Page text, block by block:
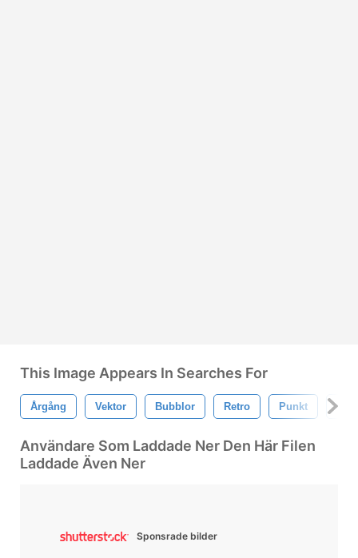
This Image Appears In Searches For
Årgång Vektor Bubblor Retro Punkt
Användare Som Laddade Ner Den Här Filen
Laddade Även Ner
Sponsrade bilder